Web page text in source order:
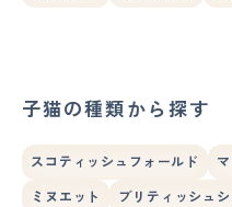
子猫の種類から探す
スコティッシュフォールド
ミヌエット ブリティッシュ